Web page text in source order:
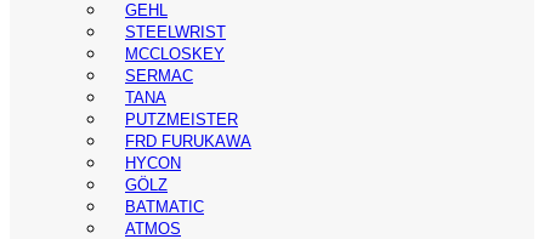
GEHL
STEELWRIST
MCCLOSKEY
SERMAC
TANA
PUTZMEISTER
FRD FURUKAWA
HYCON
GÖLZ
BATMATIC
ATMOS